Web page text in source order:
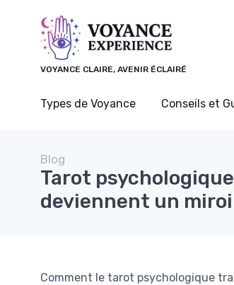
VOYANCE CLAIRE, AVENIR ÉCLAIRÉ
Types de Voyance Conseils et
Blog
Tarot
deviennent un
Comment le tarot psychologique